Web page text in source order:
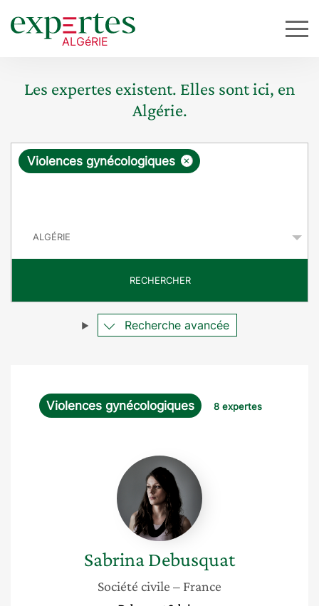
Les expertes existent. Elles sont ici, en
Algérie.
R
ê
e
×
Violences gynécologiques
RECHERCHER
Recherche avancée
Violences gynécologiques 8 expertes
Sabrina
Debusquat
SabrinaDebusquat
Société civile – France